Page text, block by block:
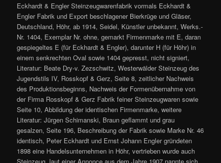
Eckhardt & Engler Steinzeugwarenfabrik vormals Eckhardt &
Engler Fabrik und Export beschlagener Bierkrüge und Gläser,
Deutschland, Höhr, ab 1914, Seidel, Künstler unbekannt, Werks.-
Nr. 1404, Exemplar Nr. ohne, gemarkt Firmenmarke mit E, daran
gespiegeltes E (für Eckhardt & Engler), darunter H (für Höhr) in
einem senkrechten Oval sowie 1404 gepresst, nicht signiert,
Literatur: Beate Dry-v. Zezschwitz, Westerwälder Steinzeug des
Jugendstils IV, Rosskopf & Gerz, Seite 8, zeitlicher Nachweis
des Produktionsbeginns, Nachweis der Formenübernahme von
der Firma Rosskopf & Gerz Fabrik feiner Steinzeugwaren sowie
Seite 10, Abbildung der identischen Firmenmarke, weitere
Literatur: Jürgen Schimanski, Braun geflammt und grau
gesalzen, Seite 196, Beschreibung der Fabrik sowie Marke Nr. 46
identisch, Peter Eckhardt und Ernst Johann Engler gründeten
1898 eine Handelsunternehmen in Höhr, vertrieben wurde auch